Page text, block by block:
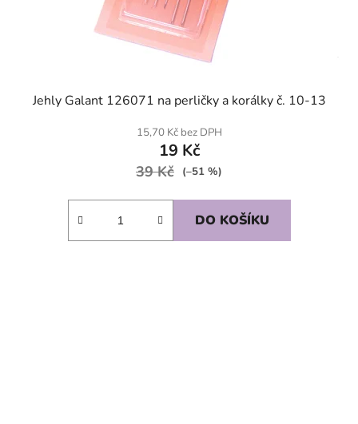
Jehly Galant 126071 na perličky a korálky č. 10-13
15,70 Kč bez DPH
19 Kč
39 Kč (–51 %)
DO KOŠÍKU